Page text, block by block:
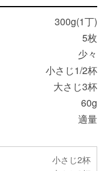
300g(1丁)
5枚
少々
小さじ1/2杯
大さじ3杯
60g
適量
小さじ2杯